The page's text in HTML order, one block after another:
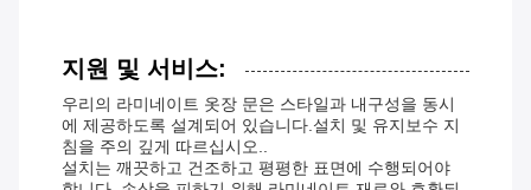
지원 및 서비스:
우리의 라미네이트 옷장 문은 스타일과 내구성을 동시
에 제공하도록 설계되어 있습니다.설치 및 유지보수 지
침을 주의 깊게 따르십시오..
설치는 깨끗하고 건조하고 평평한 표면에 수행되어야